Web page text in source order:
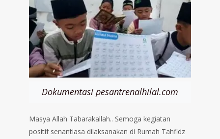
Dokumentasi pesantrenalhilal.com
Masya Allah Tabarakallah.. Semoga kegiatan
positif senantiasa dilaksanakan di Rumah Tahfidz